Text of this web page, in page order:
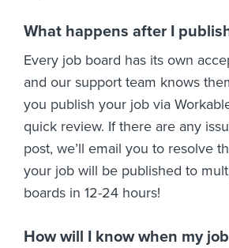
What happens after I
Every job board has its own
and our support team knows
you publish your job via
quick review. If there are any
post, we’ll email you to resolve
your job will be published to
boards in 12-24 hours!
How will I know when my